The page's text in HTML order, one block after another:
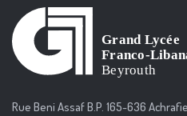
Rue Beni Assaf B.P. 165-636